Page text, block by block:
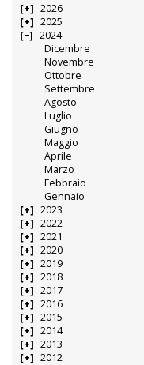
2026
2025
2024
Dicembre
Novembre
Ottobre
Settembre
Agosto
Luglio
Giugno
Maggio
Aprile
Marzo
Febbraio
Gennaio
2023
2022
2021
2020
2019
2018
2017
2016
2015
2014
2013
2012